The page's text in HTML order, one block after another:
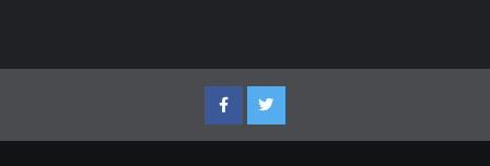
FacebookTwitter